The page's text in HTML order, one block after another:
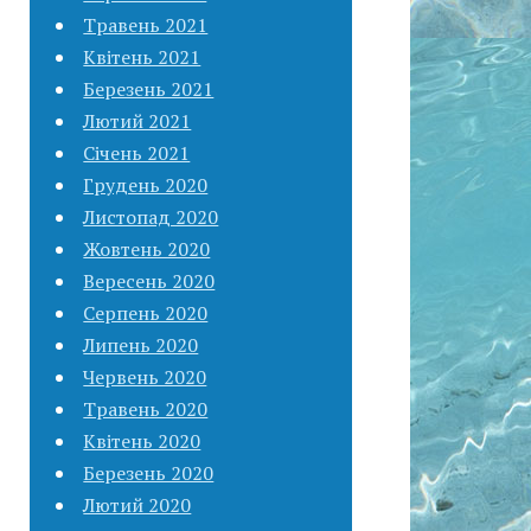
Травень 2021
Квітень 2021
Березень 2021
Лютий 2021
Січень 2021
Грудень 2020
Листопад 2020
Жовтень 2020
Вересень 2020
Серпень 2020
Липень 2020
Червень 2020
Травень 2020
Квітень 2020
Березень 2020
Лютий 2020